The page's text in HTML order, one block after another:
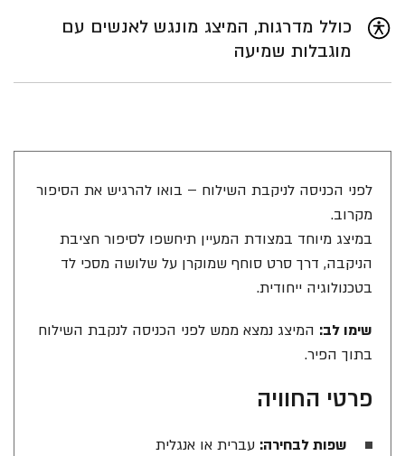
כולל מדרגות, המיצג מונגש לאנשים עם
מוגבלות שמיעה
לפני הכניסה לניקבת השילוח – בואו להרגיש את הסיפור
מקרוב.
במיצג מיוחד במצודת המעיין תיחשפו לסיפור חציבת
הניקבה, דרך סרט סוחף שמוקרן על שלושה מסכי לד
בטכנולוגיה ייחודית.
שימו לב: המיצג נמצא ממש לפני הכניסה לנקבת השילוח
בתוך הפיר.
פרטי החוויה
שפות לבחירה: עברית או אנגלית